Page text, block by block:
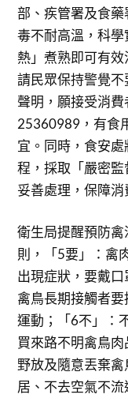
部、疾管署及食
毒不耐高溫，科
熱」煮熟即可有效
請民眾保持警覺
聲明，願接受消
25360989，有食
宜。同時，食安
程，採取「嚴密
妥善處理，保障消
衛生局提醒預防
則，「5要」：禽
出現症狀，要戴
禽鳥長期接觸者
運動；「6不」：
買來路不明禽鳥
野放及隨意丟棄
居、不去空氣不流